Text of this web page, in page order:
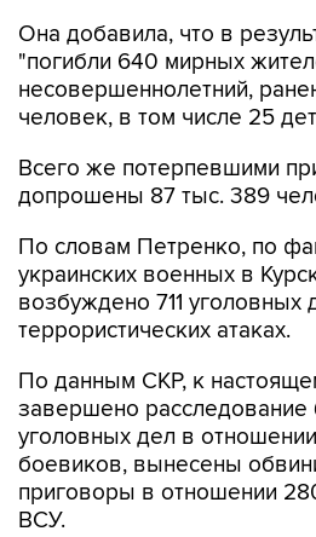
Она добавила, что в
"погибли 640 мирных
несовершеннолетний,
человек, в том числе 25
Всего же потерпевшими
допрошены 87 тыс. 389
По словам Петренко, по
украинских военных в
возбуждено 711 уголовных
террористических атаках.
По данным СКР, к
завершено
уголовных дел в
боевиков, вынесены
приговоры в отношении
ВСУ.